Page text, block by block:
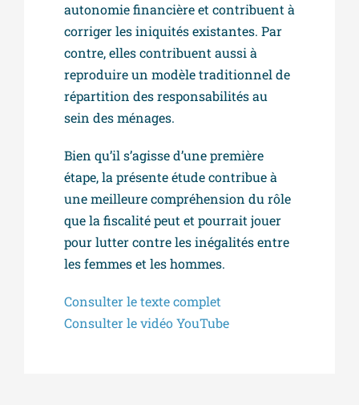
autonomie financière et contribuent à
corriger les iniquités existantes. Par
contre, elles contribuent aussi à
reproduire un modèle traditionnel de
répartition des responsabilités au
sein des ménages.
Bien qu’il s’agisse d’une première
étape, la présente étude contribue à
une meilleure compréhension du rôle
que la fiscalité peut et pourrait jouer
pour lutter contre les inégalités entre
les femmes et les hommes.
Consulter le texte complet
Consulter le vidéo YouTube